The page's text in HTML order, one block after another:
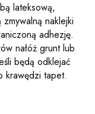
lateksową,
naklejki
adhezję.
nałóż grunt lub
będą odklejać
krawędzi tapet.